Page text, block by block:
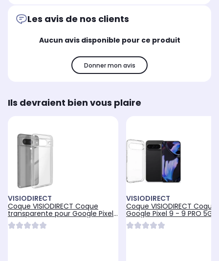
Les avis de nos clients
Aucun avis disponible pour ce produit
Donner mon avis
Ils devraient bien vous plaire
VISIODIRECT
Coque VISIODIRECT Coque
transparente pour Google Pixel
8A
VISIODIRECT
Coque VISIODIRECT
Google Pixel 9 - 9 PRO 5G